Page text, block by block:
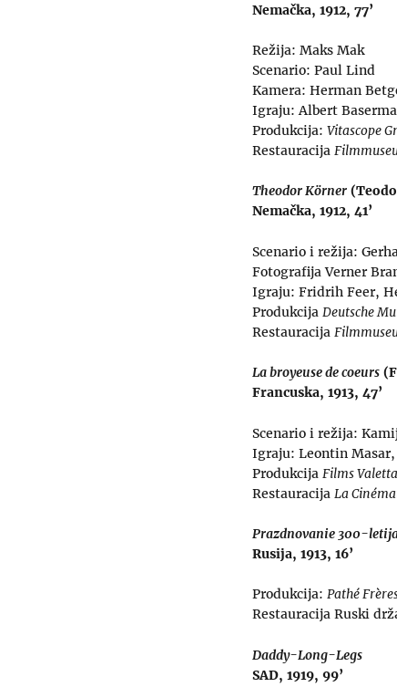
Nemačka, 1912, 77’
Režija: Maks Mak
Scenario: Paul Lind
Kamera: Herman
Igraju: Albert
Produkcija: Vitascope
Restauracija
Theodor Körner
Nemačka, 1912, 41’
Scenario i režija:
Fotografija Verner
Igraju: Fridrih Feer,
Produkcija Deutsche
Restauracija
La broyeuse de coeurs
Francuska, 1913, 47’
Scenario i režija:
Igraju: Leontin
Produkcija Films Valetta
Restauracija La
Prazdnovanie 300-
Rusija, 1913, 16’
Produkcija: Pathé
Restauracija Ruski
Daddy-Long-Legs
SAD, 1919, 99’